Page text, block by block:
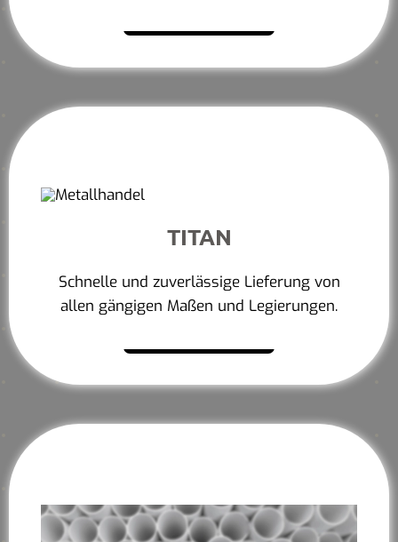
TITAN
Schnelle und zuverlässige Lieferung von
allen gängigen Maßen und Legierungen.